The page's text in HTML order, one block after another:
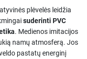
plėvelės leidžia
suderinti PVC
. Medienos imitacijos
namų atmosferą. Jos
pastatų energinį